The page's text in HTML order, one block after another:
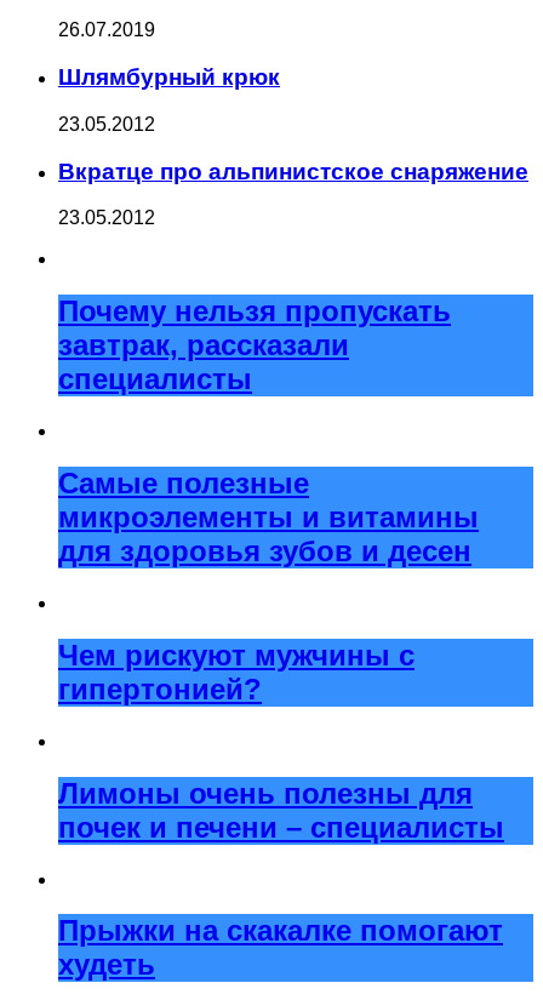
26.07.2019
Шлямбурный крюк
23.05.2012
Вкратце про альпинистское снаряжение
23.05.2012
Почему нельзя пропускать
завтрак, рассказали
специалисты
Самые полезные
микроэлементы и витамины
для здоровья зубов и десен
Чем рискуют мужчины с
гипертонией?
Лимоны очень полезны для
почек и печени – специалисты
Прыжки на скакалке помогают
худеть